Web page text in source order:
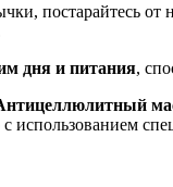
постарайтесь от
дня и питания,
использованием